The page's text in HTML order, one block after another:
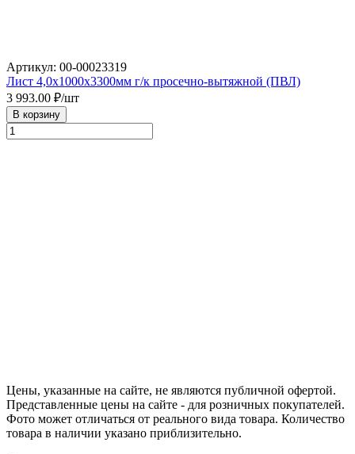
Артикул: 00-00023319
Лист 4,0х1000х3300мм г/к просечно-вытяжной (ПВЛ)
3 993.00 ₽/шт
В корзину
Цены, указанные на сайте, не являются публичной офертой.
Представленные цены на сайте - для розничных покупателей.
Фото может отличаться от реального вида товара. Количество
товара в наличии указано приблизительно.